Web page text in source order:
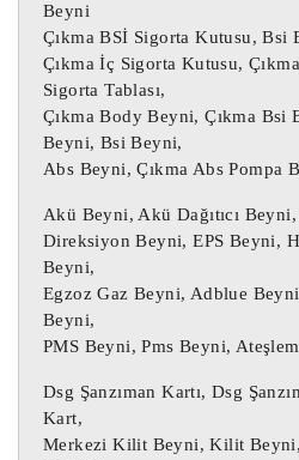
çalışmaktadır.
Yukarıdaki tabloda
numarası parçanızın
olmalıdır, aksi
çalışmayacaktır.
Motor beyni, Oto
Oto beyni, Oto beyinci,
Abs beyni,
Çıkma Motor Beyni,
Çıkma Motor beyini,
Çıkma Oto beyinci,
Motor Beyni, Çıkma
Enjeksiyon Motor Beyni,
Beyni
Çıkma BSİ Sigorta Kutusu, Bsi
Çıkma İç Sigorta Kutusu,
Sigorta Tablası,
Çıkma Body Beyni, Çıkma Bsi
Beyni, Bsi Beyni,
Abs Beyni, Çıkma Abs Pompa
Akü Beyni, Akü Dağıtıcı Beyni,
Direksiyon Beyni, EPS Beyni,
Beyni,
Egzoz Gaz Beyni, Adblue
Beyni,
PMS Beyni, Pms Beyni,
Dsg Şanzıman Kartı, Dsg
Kart,
Merkezi Kilit Beyni, Kilit